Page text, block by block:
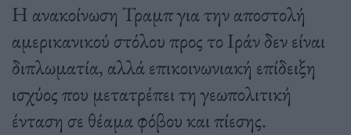
Η ανακοίνωση Τραμπ για την αποστολή
αμερικανικού στόλου προς το Ιράν δεν είναι
διπλωματία, αλλά επικοινωνιακή επίδειξη
ισχύος που μετατρέπει τη γεωπολιτική
ένταση σε θέαμα φόβου και πίεσης.